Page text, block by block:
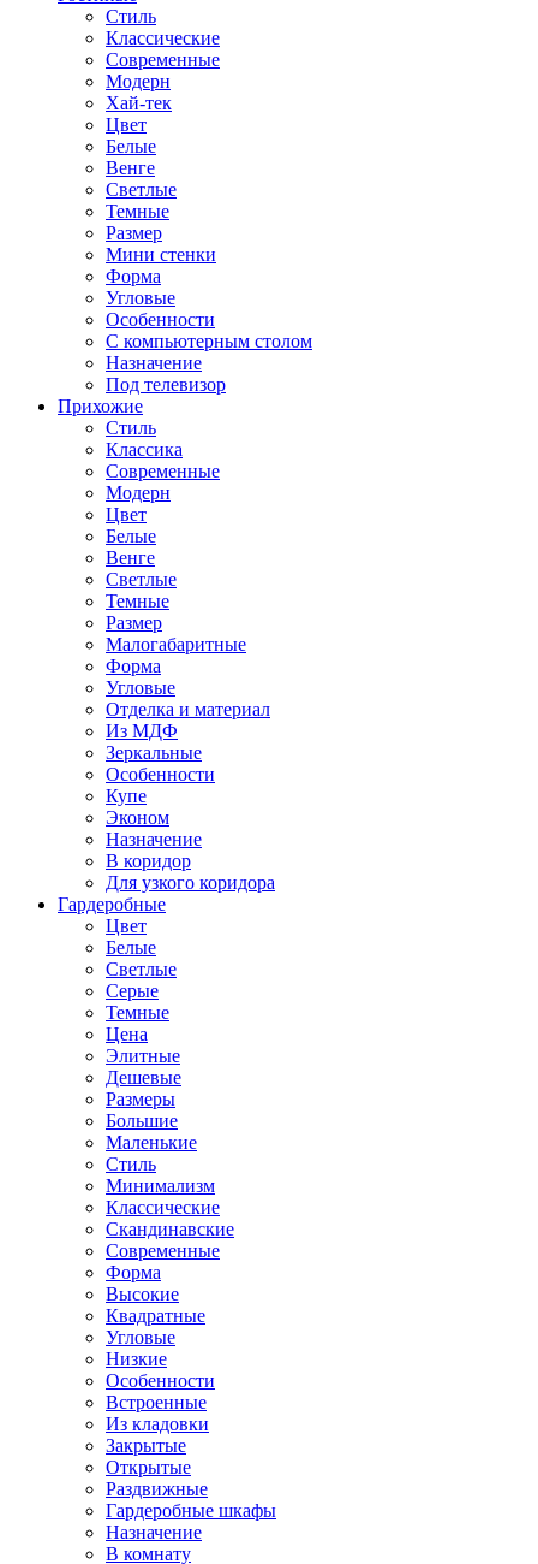
Стиль
Классические
Современные
Модерн
Хай-тек
Цвет
Белые
Венге
Светлые
Темные
Размер
Мини стенки
Форма
Угловые
Особенности
С компьютерным столом
Назначение
Под телевизор
Прихожие
Стиль
Классика
Современные
Модерн
Цвет
Белые
Венге
Светлые
Темные
Размер
Малогабаритные
Форма
Угловые
Отделка и материал
Из МДФ
Зеркальные
Особенности
Купе
Эконом
Назначение
В коридор
Для узкого коридора
Гардеробные
Цвет
Белые
Светлые
Серые
Темные
Цена
Элитные
Дешевые
Размеры
Большие
Маленькие
Стиль
Минимализм
Классические
Скандинавские
Современные
Форма
Высокие
Квадратные
Угловые
Низкие
Особенности
Встроенные
Из кладовки
Закрытые
Открытые
Раздвижные
Гардеробные шкафы
Назначение
В комнату